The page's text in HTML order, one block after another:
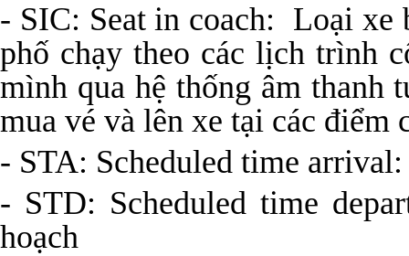
- SIC: Seat in coach: Loại xe
phố chạy theo các lịch trình
mình qua hệ thống âm thanh
mua vé và lên xe tại các điểm
- STA: Scheduled time
- STD: Scheduled time
hoạch